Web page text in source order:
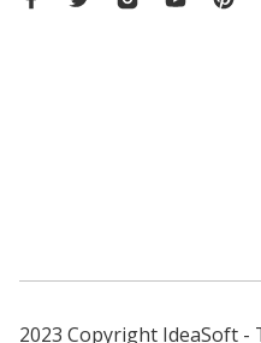
2023 Copyright IdeaSoft -